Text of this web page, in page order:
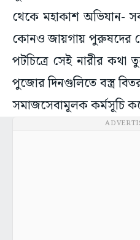
থেকে মহাকাশ অভিযান-
কোনও জায়গায় পুরুষদের
পটচিত্রে সেই নারীর কথা
পুজোর দিনগুলিতে বস্ত্র
সমাজসেবামূলক কর্মসূচি